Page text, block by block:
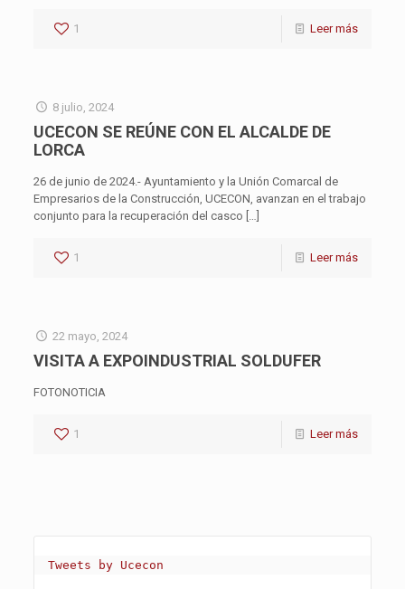
1 Leer más
8 julio, 2024
UCECON SE REÚNE CON EL ALCALDE DE
LORCA
26 de junio de 2024.- Ayuntamiento y la Unión Comarcal de
Empresarios de la Construcción, UCECON, avanzan en el trabajo
conjunto para la recuperación del casco […]
1 Leer más
22 mayo, 2024
VISITA A EXPOINDUSTRIAL SOLDUFER
FOTONOTICIA
1 Leer más
Tweets by Ucecon